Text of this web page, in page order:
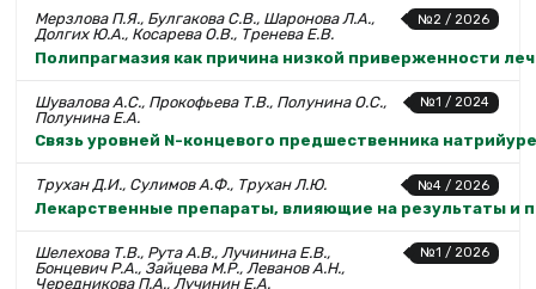
№2 / 2026
Мерзлова П.Я., Булгакова С.В., Шаронова Л.А.,
Долгих Ю.А., Косарева О.В., Тренева Е.В.
Полипрагмазия как причина низкой приверженности
№1 / 2024
Шувалова А.С., Прокофьева Т.В., Полунина О.С.,
Полунина Е.А.
Связь уровней N-концевого предшественника
№4 / 2026
Трухан Д.И., Сулимов А.Ф., Трухан Л.Ю.
Лекарственные препараты, влияющие на результаты и
№1 / 2026
Шелехова Т.В., Рута А.В., Лучинина Е.В.,
Бонцевич Р.А., Зайцева М.Р., Леванов А.Н.,
Чередникова П.А., Лучинин Е.А.